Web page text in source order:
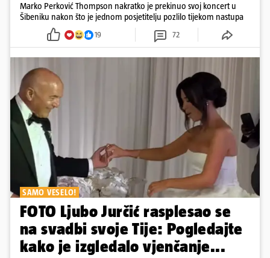
Marko Perković Thompson nakratko je prekinuo svoj koncert u
Šibeniku nakon što je jednom posjetitelju pozlilo tijekom nastupa
19 72
SAMO VESELO!
FOTO Ljubo Jurčić rasplesao se
na svadbi svoje Tije: Pogledajte
kako je izgledalo vjenčanje...